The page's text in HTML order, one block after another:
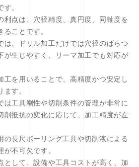
。
利点は、穴径精度、真円度、同軸度を
ことです。
は、ドリル加工だけでは穴径のばらつ
が生じやすく、リーマ加工でも対応が
工を用いることで、高精度かつ安定し
す。
は工具剛性や切削条件の管理が非常に
削抵抗の変化に応じて、加工精度が左
の長尺ボーリング工具や切削液による
不可欠です。
として、設備や工具コストが高く、加